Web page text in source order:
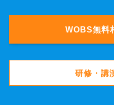
WOBS無料
研修・講